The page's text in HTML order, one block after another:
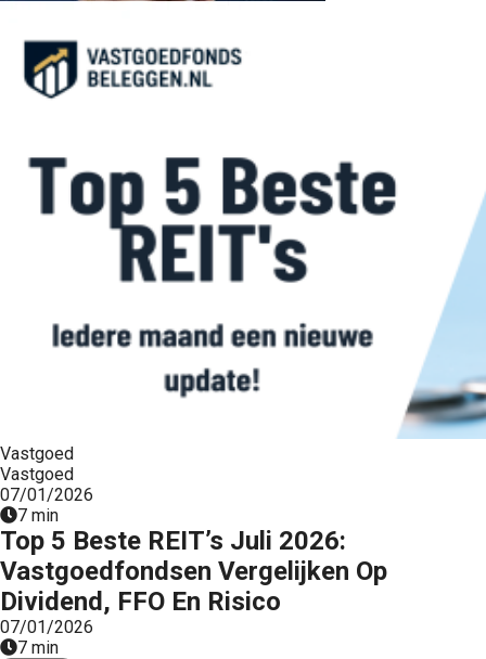
Vastgoed
Vastgoed
07/01/2026
7 min
Top 5 Beste REIT’s Juli 2026:
Vastgoedfondsen Vergelijken Op
Dividend, FFO En Risico
07/01/2026
7 min